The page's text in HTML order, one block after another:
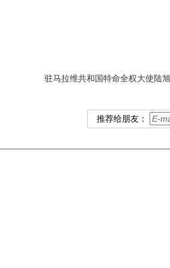
驻马拉维共和国特命全权大使陆
推荐给朋友：